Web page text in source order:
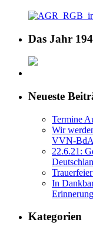
Das Jahr
Neueste
Termine
Wir
VVN-BdA
22.6.21:
In
Kategorien